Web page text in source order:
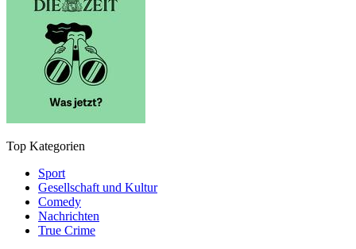
Top Kategorien
Sport
Gesellschaft und Kultur
Comedy
Nachrichten
True Crime